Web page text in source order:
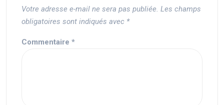
Votre adresse e-mail ne sera pas publiée. Les champs
obligatoires sont indiqués avec *
Commentaire *